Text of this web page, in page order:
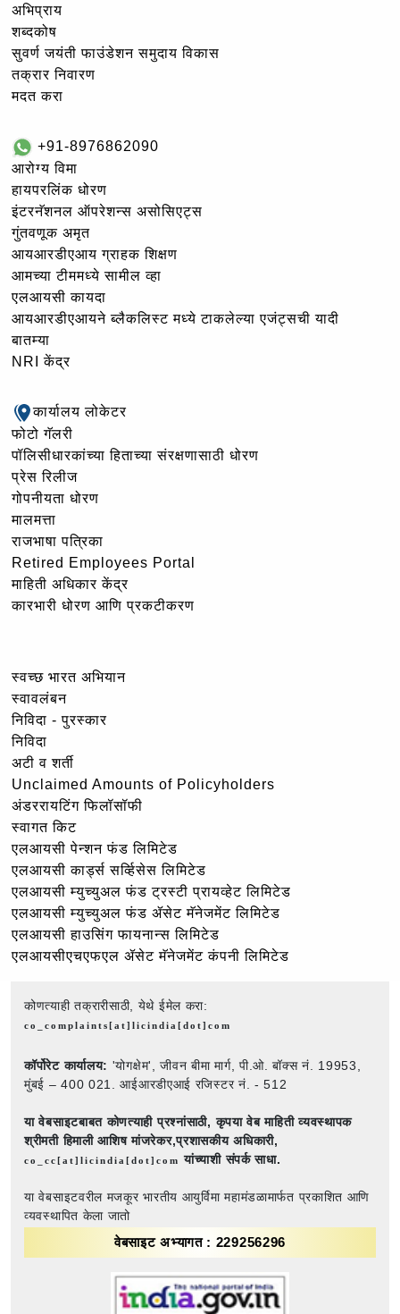
अभिप्राय
शब्दकोष
सुवर्ण जयंती फाउंडेशन समुदाय विकास
तक्रार निवारण
मदत करा
+91-8976862090
आरोग्य विमा
हायपरलिंक धोरण
इंटरनॅशनल ऑपरेशन्स असोसिएट्स
गुंतवणूक अमृत
आयआरडीएआय ग्राहक शिक्षण
आमच्या टीममध्ये सामील व्हा
एलआयसी कायदा
आयआरडीएआयने ब्लैकलिस्ट मध्ये टाकलेल्या एजंट्सची यादी
बातम्या
NRI केंद्र
कार्यालय लोकेटर
फोटो गॅलरी
पॉलिसीधारकांच्या हिताच्या संरक्षणासाठी धोरण
प्रेस रिलीज
गोपनीयता धोरण
मालमत्ता
राजभाषा पत्रिका
Retired Employees Portal
माहिती अधिकार केंद्र
कारभारी धोरण आणि प्रकटीकरण
स्वच्छ भारत अभियान
स्वावलंबन
निविदा - पुरस्कार
निविदा
अटी व शर्ती
Unclaimed Amounts of Policyholders
अंडररायटिंग फिलॉसॉफी
स्वागत किट
एलआयसी पेन्शन फंड लिमिटेड
एलआयसी कार्ड्स सर्व्हिसेस लिमिटेड
एलआयसी म्युच्युअल फंड ट्रस्टी प्रायव्हेट लिमिटेड
एलआयसी म्युच्युअल फंड ॲसेट मॅनेजमेंट लिमिटेड
एलआयसी हाउसिंग फायनान्स लिमिटेड
एलआयसीएचएफएल ॲसेट मॅनेजमेंट कंपनी लिमिटेड
कोणत्याही तक्रारीसाठी, येथे ईमेल करा:
co_complaints[at]licindia[dot]com
कॉर्पोरेट कार्यालय: 'योगक्षेम', जीवन बीमा मार्ग, पी.ओ. बॉक्स नं. 19953,
मुंबई – 400 021. आईआरडीएआई रजिस्टर नं. - 512
या वेबसाइटबाबत कोणत्याही प्रश्नांसाठी, कृपया वेब माहिती व्यवस्थापक
श्रीमती हिमाली आशिष मांजरेकर,प्रशासकीय अधिकारी,
co_cc[at]licindia[dot]comयांच्याशी संपर्क साधा.
या वेबसाइटवरील मजकूर भारतीय आयुर्विमा महामंडळामार्फत प्रकाशित आणि
व्यवस्थापित केला जातो
वेबसाइट अभ्यागत : 229256296